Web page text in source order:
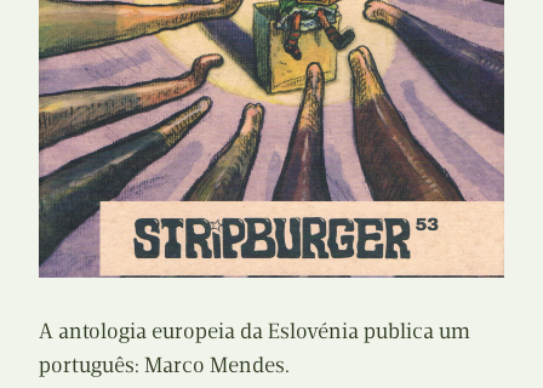
A antologia europeia da Eslovénia publica um
português: Marco Mendes.